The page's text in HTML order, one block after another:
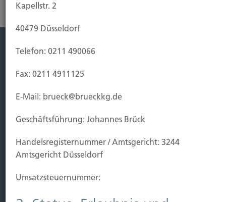
Leben
Vorsorgen
Kauf Grundstück
Baubeginn
Schaden
Kapellstr. 2
40479 Düsseldorf
Telefon: 0211 490066
Fax: 0211 4911125
E-Mail: brueck@brueckkg.de
Geschäftsführung: Johannes Brück
Handels­registernummer / Amtsgericht: 3244
Amtsgericht Düsseldorf
Umsatzsteuer­nummer: